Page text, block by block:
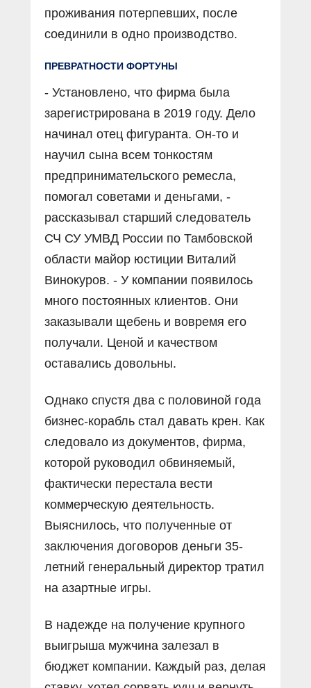
проживания потерпевших, после
соединили в одно производство.
ПРЕВРАТНОСТИ ФОРТУНЫ
- Установлено, что фирма была
зарегистрирована в 2019 году. Дело
начинал отец фигуранта. Он-то и
научил сына всем тонкостям
предпринимательского ремесла,
помогал советами и деньгами, -
рассказывал старший следователь
СЧ СУ УМВД России по Тамбовской
области майор юстиции Виталий
Винокуров. - У компании появилось
много постоянных клиентов. Они
заказывали щебень и вовремя его
получали. Ценой и качеством
оставались довольны.
Однако спустя два с половиной года
бизнес-корабль стал давать крен. Как
следовало из документов, фирма,
которой руководил обвиняемый,
фактически перестала вести
коммерческую деятельность.
Выяснилось, что полученные от
заключения договоров деньги 35-
летний генеральный директор тратил
на азартные игры.
В надежде на получение крупного
выигрыша мужчина залезал в
бюджет компании. Каждый раз, делая